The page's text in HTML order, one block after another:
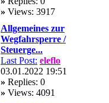
» Views: 3917
Allgemeines zur
Wegfahrsperre /
Steuerge...
Last Post: eleflo
03.01.2022 19:51
» Replies: 0
» Views: 4091